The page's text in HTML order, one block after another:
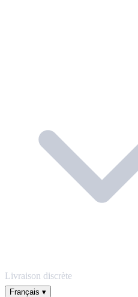
Livraison discrète
Français ▾